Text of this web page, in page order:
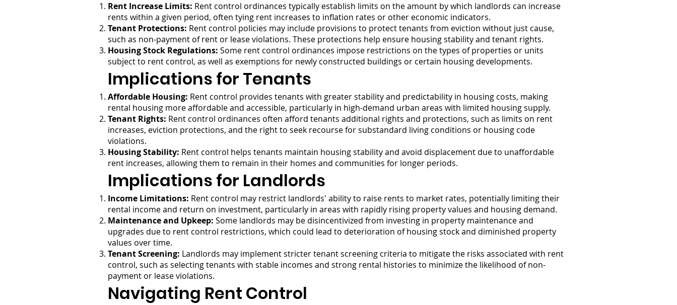
Rent Increase Limits: Rent control ordinances typically establish limits on the amount by which landlords can increase
rents within a given period, often tying rent increases to inflation rates or other economic indicators.
Tenant Protections: Rent control policies may include provisions to protect tenants from eviction without just cause,
such as non-payment of rent or lease violations. These protections help ensure housing stability and tenant rights.
Housing Stock Regulations: Some rent control ordinances impose restrictions on the types of properties or units
subject to rent control, as well as exemptions for newly constructed buildings or certain housing developments.
Implications for Tenants
Affordable Housing: Rent control provides tenants with greater stability and predictability in housing costs, making
rental housing more affordable and accessible, particularly in high-demand urban areas with limited housing supply.
Tenant Rights: Rent control ordinances often afford tenants additional rights and protections, such as limits on rent
increases, eviction protections, and the right to seek recourse for substandard living conditions or housing code
violations.
Housing Stability: Rent control helps tenants maintain housing stability and avoid displacement due to unaffordable
rent increases, allowing them to remain in their homes and communities for longer periods.
Implications for Landlords
Income Limitations: Rent control may restrict landlords' ability to raise rents to market rates, potentially limiting their
rental income and return on investment, particularly in areas with rapidly rising property values and housing demand.
Maintenance and Upkeep: Some landlords may be disincentivized from investing in property maintenance and
upgrades due to rent control restrictions, which could lead to deterioration of housing stock and diminished property
values over time.
Tenant Screening: Landlords may implement stricter tenant screening criteria to mitigate the risks associated with rent
control, such as selecting tenants with stable incomes and strong rental histories to minimize the likelihood of non-
payment or lease violations.
Navigating Rent Control